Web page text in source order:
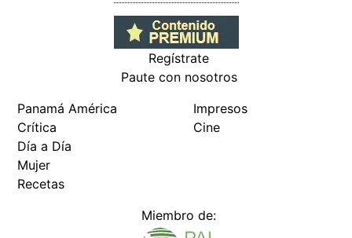
Regístrate
Paute con nosotros
Panamá América
Crítica
Día a Día
Mujer
Recetas
Impresos
Cine
Miembro de: